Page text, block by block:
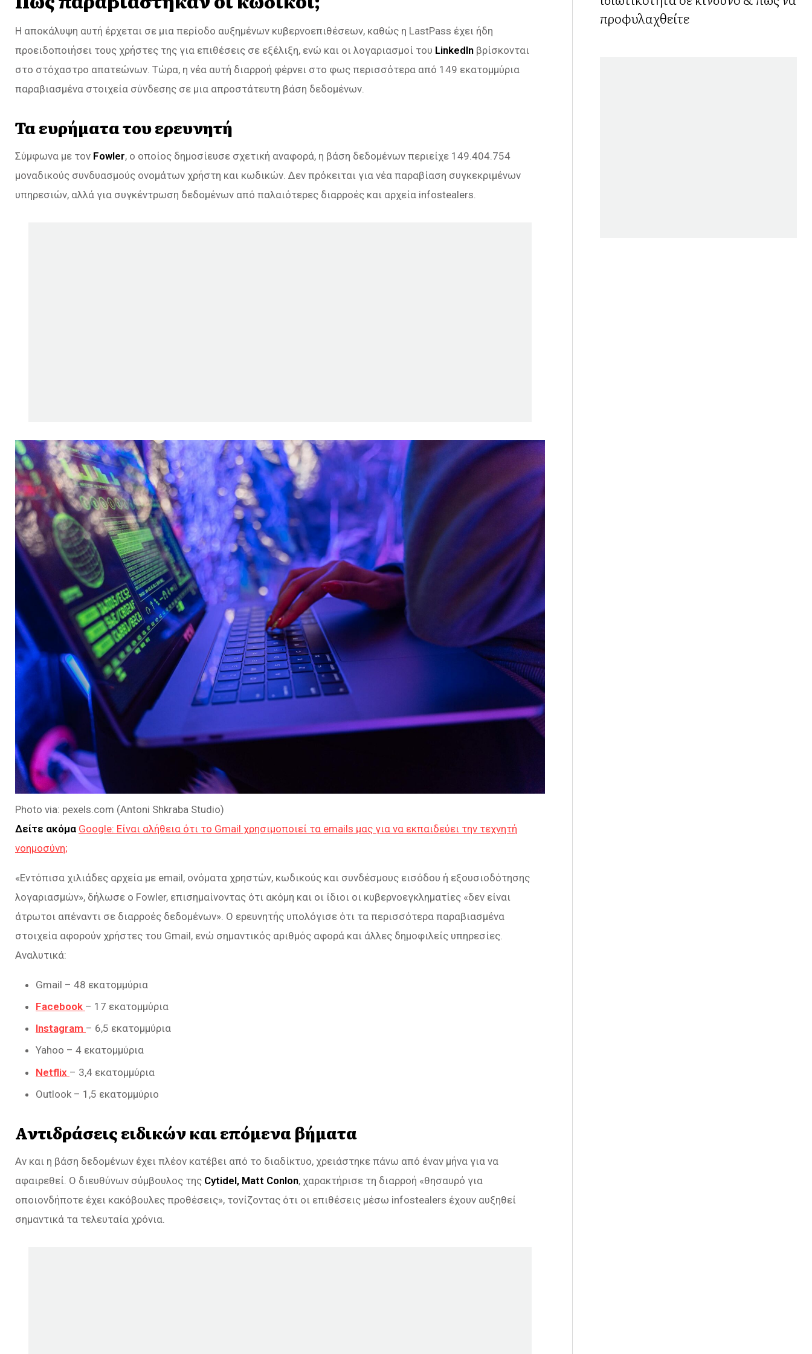
Η αποκάλυψη αυτή έρχεται σε μια περίοδο αυξημένων κυβερνοεπιθέσεων, καθώς η LastPass έχει ήδη
προειδοποιήσει τους χρήστες της για επιθέσεις σε εξέλιξη, ενώ και οι λογαριασμοί του LinkedIn βρίσκονται
στο στόχαστρο απατεώνων. Τώρα, η νέα αυτή διαρροή φέρνει στο φως περισσότερα από 149 εκατομμύρια
παραβιασμένα στοιχεία σύνδεσης σε μια απροστάτευτη βάση δεδομένων.
Τα ευρήματα του ερευνητή
Σύμφωνα με τον Fowler, ο οποίος δημοσίευσε σχετική αναφορά, η βάση δεδομένων περιείχε 149.404.754
μοναδικούς συνδυασμούς ονομάτων χρήστη και κωδικών. Δεν πρόκειται για νέα παραβίαση συγκεκριμένων
υπηρεσιών, αλλά για συγκέντρωση δεδομένων από παλαιότερες διαρροές και αρχεία infostealers.
Photo via: pexels.com (Antoni Shkraba Studio)
Δείτε ακόμα Google: Είναι αλήθεια ότι το Gmail χρησιμοποιεί τα emails μας για να εκπαιδεύει την τεχνητή
νοημοσύνη;
«Εντόπισα χιλιάδες αρχεία με email, ονόματα χρηστών, κωδικούς και συνδέσμους εισόδου ή εξουσιοδότησης
λογαριασμών», δήλωσε ο Fowler, επισημαίνοντας ότι ακόμη και οι ίδιοι οι κυβερνοεγκληματίες «δεν είναι
άτρωτοι απέναντι σε διαρροές δεδομένων». Ο ερευνητής υπολόγισε ότι τα περισσότερα παραβιασμένα
στοιχεία αφορούν χρήστες του Gmail, ενώ σημαντικός αριθμός αφορά και άλλες δημοφιλείς υπηρεσίες.
Αναλυτικά:
Gmail – 48 εκατομμύρια
Facebook – 17 εκατομμύρια
Instagram – 6,5 εκατομμύρια
Yahoo – 4 εκατομμύρια
Netflix – 3,4 εκατομμύρια
Outlook – 1,5 εκατομμύριο
Αντιδράσεις ειδικών και επόμενα βήματα
Αν και η βάση δεδομένων έχει πλέον κατέβει από το διαδίκτυο, χρειάστηκε πάνω από έναν μήνα για να
αφαιρεθεί. Ο διευθύνων σύμβουλος της Cytidel, Matt Conlon, χαρακτήρισε τη διαρροή «θησαυρό για
οποιονδήποτε έχει κακόβουλες προθέσεις», τονίζοντας ότι οι επιθέσεις μέσω infostealers έχουν αυξηθεί
σημαντικά τα τελευταία χρόνια.
προφυλαχθείτε